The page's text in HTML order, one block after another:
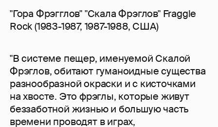
"Гора Фрэгглов" "Скала Фрэглов" Fraggle
Rock (1983-1987, 1987-1988, США)
"В системе пещер, именуемой Скалой
Фрэглов, обитают гуманоидные существа
разнообразной окраски и с кисточками
на хвосте. Это фрэглы, которые живут
беззаботной жизнью и большую часть
времени проводят в играх,